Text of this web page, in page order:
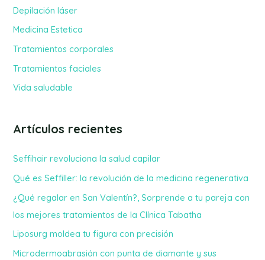
o
r
Depilación láser
Medicina Estetica
Tratamientos corporales
Tratamientos faciales
Vida saludable
Artículos recientes
Seffihair revoluciona la salud capilar
Qué es Seffiller: la revolución de la medicina regenerativa
¿Qué regalar en San Valentín?, Sorprende a tu pareja con
los mejores tratamientos de la Clínica Tabatha
Liposurg moldea tu figura con precisión
Microdermoabrasión con punta de diamante y sus